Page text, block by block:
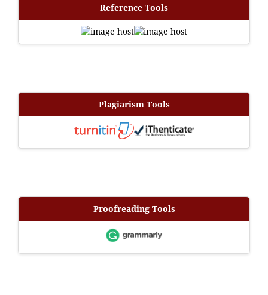
Reference Tools
Plagiarism Tools
Proofreading Tools